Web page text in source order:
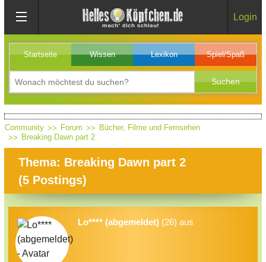
Login
Startseite Wissen Lexikon Spiel/Spaß
Community Forum
Bücher, Filme und Fernsehen
Breaking Dawn part 2
Thema: Breaking Dawn part 2
(5 Postings)
Lo**** (abgemeldet) (26) aus